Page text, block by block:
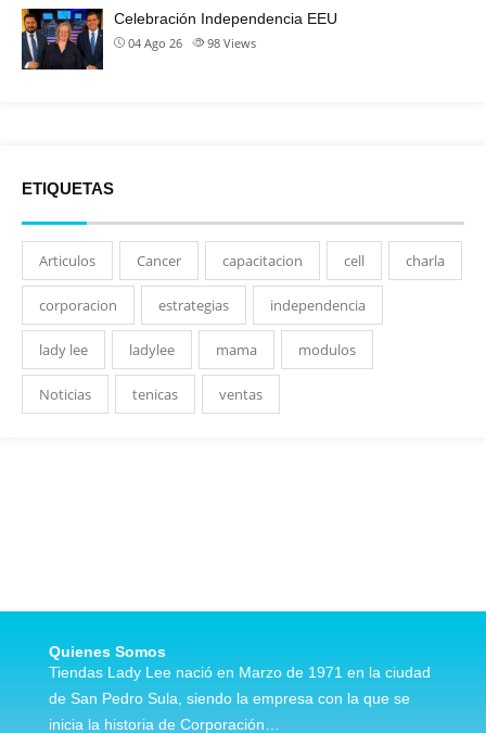
Celebración Independencia EEU
04 Ago 26 98 Views
ETIQUETAS
Articulos Cancer capacitacion cell charla
corporacion estrategias independencia
lady lee ladylee mama modulos
Noticias tenicas ventas
Quienes Somos
Tiendas Lady Lee nació en Marzo de 1971 en la ciudad
de San Pedro Sula, siendo la empresa con la que se
inicia la historia de Corporación…